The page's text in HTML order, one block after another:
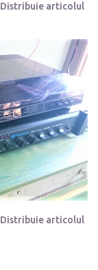
Distribuie articolul
Distribuie articolul